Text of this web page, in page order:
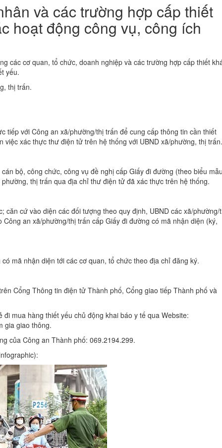
và các trường hợp cấp thiết
hoạt động công vụ, công ích
các cơ quan, tổ chức, doanh nghiệp và các trường hợp cấp thiết
yếu.
thị trấn.
tiếp với Công an xã/phường/thị trấn để cung cấp thông tin cần thiết
xác thực thư điện tử trên hệ thống với UBND xã/phường, thị trấn.
bộ, công chức, công vụ đề nghị cấp Giấy đi đường (theo biểu
thị trấn qua địa chỉ thư điện tử đã xác thực trên hệ thống.
căn cứ vào diện các đối tượng theo quy định, UBND các xã/phường/
an xã/phường/thị trấn cấp Giấy đi đường có mã nhận diện (ký,
mã nhận diện tới các cơ quan, tổ chức theo địa chỉ đăng ký.
Cổng Thông tin điện tử Thành phố, Cổng giao tiếp Thành phố và
mua hàng thiết yếu chủ động khai báo y tế qua Website:
gia giao thông.
của Công an Thành phố: 069.2194.299.